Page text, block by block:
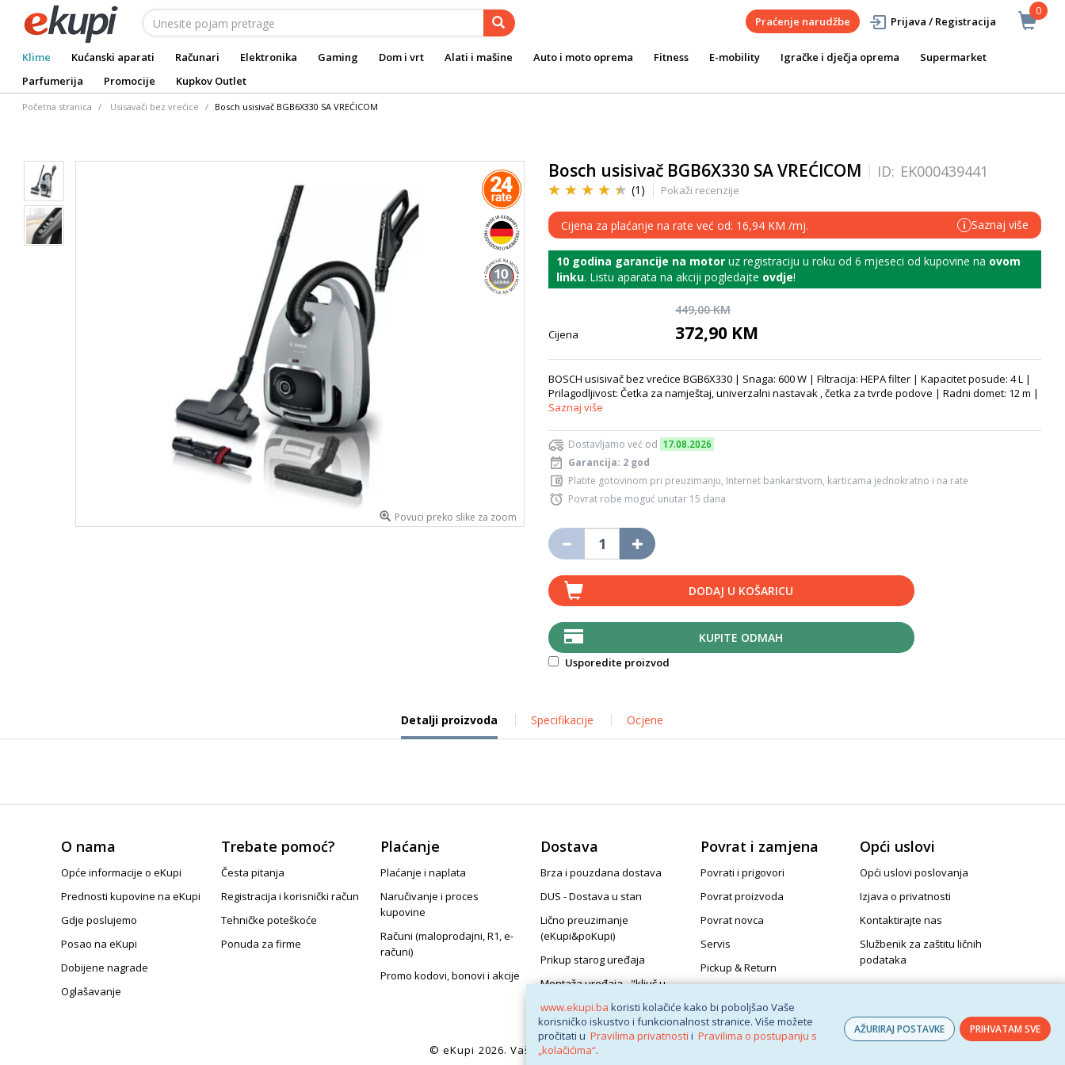
www.ekupi.ba koristi kolačiće kako bi poboljšao Vaše
korisničko iskustvo i funkcionalnost stranice. Više možete
pročitati u Pravilima privatnosti i Pravilima o postupanju s
„kolačićima“.
AŽURIRAJ POSTAVKE PRIHVATAM SVE
0
Praćenje narudžbe Prijava / Registracija
Klime Kućanski aparati Računari Elektronika Gaming Dom i vrt Alati i mašine Auto i moto oprema Fitness E-mobility Igračke i dječja oprema
Supermarket
Parfumerija
Promocije Kupkov Outlet
Početna stranica Usisavači bez vrećice Bosch usisivač BGB6X330 SA VREĆICOM
Povuci preko slike za zoom
Bosch usisivač BGB6X330 SA VREĆICOM ID: EK000439441
(1) Pokaži recenzije
Cijena za plaćanje na rate već od: 16,94 KM /mj. i Saznaj više
10 godina garancije na motor uz registraciju u roku od 6 mjeseci od kupovine na ovom
linku. Listu aparata na akciji pogledajte ovdje!
449,00 KM
Cijena 372,90 KM
BOSCH usisivač bez vrećice BGB6X330 | Snaga: 600 W | Filtracija: HEPA filter | Kapacitet posude: 4 L |
Prilagodljivost: Četka za namještaj, univerzalni nastavak , četka za tvrde podove | Radni domet: 12 m |
Saznaj više
Dostavljamo već od 17.08.2026
Garancija: 2 god
Platite gotovinom pri preuzimanju, Internet bankarstvom, karticama jednokratno i na rate
Povrat robe moguć unutar 15 dana
DODAJ U KOŠARICU
KUPITE ODMAH
Usporedite proizvod
Detalji proizvoda Specifikacije Ocjene
O nama
Opće informacije o eKupi
Prednosti kupovine na eKupi
Gdje poslujemo
Posao na eKupi
Dobijene nagrade
Oglašavanje
Trebate pomoć?
Česta pitanja
Registracija i korisnički račun
Tehničke poteškoće
Ponuda za firme
Plaćanje
Plaćanje i naplata
Naručivanje i proces
kupovine
Računi (maloprodajni, R1, e-
računi)
Promo kodovi, bonovi i akcije
Dostava
Brza i pouzdana dostava
DUS - Dostava u stan
Lično preuzimanje
(eKupi&poKupi)
Prikup starog uređaja
Montaža uređaja - "ključ u
Povrat i zamjena
Povrati i prigovori
Povrat proizvoda
Povrat novca
Servis
Pickup & Return
Opći uslovi
Opći uslovi poslovanja
Izjava o privatnosti
Kontaktirajte nas
Službenik za zaštitu ličnih
podataka
© eKupi 2026. Vaša internet trgovina